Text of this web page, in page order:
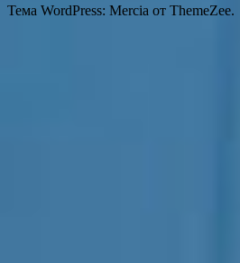
Тема WordPress: Mercia от ThemeZee.